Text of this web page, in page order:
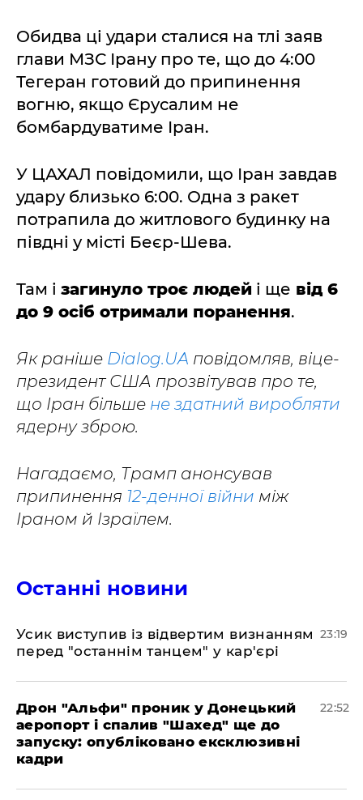
Обидва ці удари сталися на тлі заяв
глави МЗС Ірану про те, що до 4:00
Тегеран готовий до припинення
вогню, якщо Єрусалим не
бомбардуватиме Іран.
У ЦАХАЛ повідомили, що Іран завдав
удару близько 6:00. Одна з ракет
потрапила до житлового будинку на
півдні у місті Беєр-Шева.
Там і загинуло троє людей і ще від 6
до 9 осіб отримали поранення.
Як раніше Dialog.UA повідомляв, віце-
президент США прозвітував про те,
що Іран більше не здатний виробляти
ядерну зброю.
Нагадаємо, Трамп анонсував
припинення 12-денної війни між
Іраном й Ізраїлем.
Останні новини
​Усик виступив із відвертим визнанням
перед "останнім танцем" у кар'єрі
23:19
​Дрон "Альфи" проник у Донецький
аеропорт і спалив "Шахед" ще до
запуску: опубліковано ексклюзивні
кадри
22:52